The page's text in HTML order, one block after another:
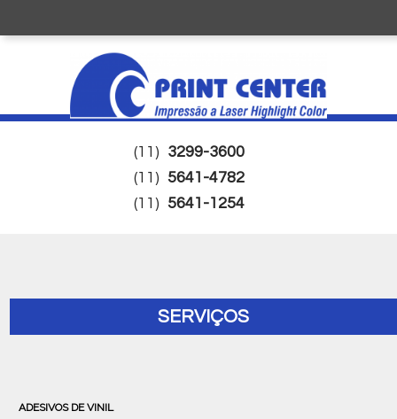
(11) 3299-3600
(11) 5641-4782
(11) 5641-1254
SERVIÇOS
ADESIVOS DE VINIL